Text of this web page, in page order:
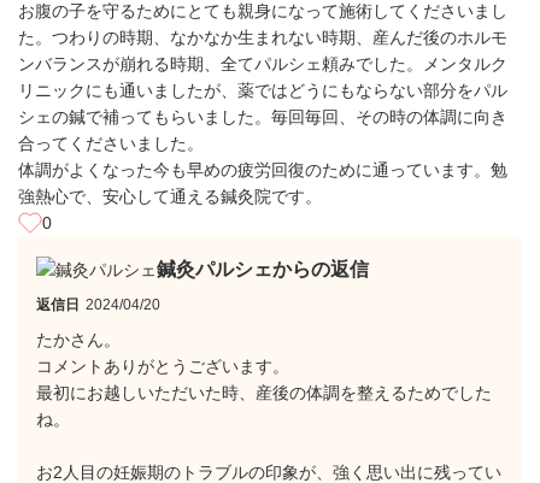
お腹の子を守るためにとても親身になって施術してくださいまし
た。つわりの時期、なかなか生まれない時期、産んだ後のホルモ
ンバランスが崩れる時期、全てパルシェ頼みでした。メンタルク
リニックにも通いましたが、薬ではどうにもならない部分をパル
シェの鍼で補ってもらいました。毎回毎回、その時の体調に向き
合ってくださいました。
体調がよくなった今も早めの疲労回復のために通っています。勉
強熱心で、安心して通える鍼灸院です。
0
鍼灸パルシェからの返信
返信日 2024/04/20
たかさん。
コメントありがとうございます。
最初にお越しいただいた時、産後の体調を整えるためでした
ね。
お2人目の妊娠期のトラブルの印象が、強く思い出に残ってい